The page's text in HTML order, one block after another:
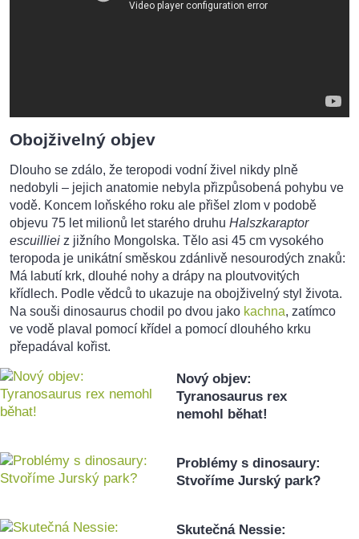
Obojživelný objev
Dlouho se zdálo, že teropodi vodní živel nikdy plně
nedobyli – jejich anatomie nebyla přizpůsobená pohybu ve
vodě. Koncem loňského roku ale přišel zlom v podobě
objevu 75 let milionů let starého druhu Halszkaraptor
escuilliei z jižního Mongolska. Tělo asi 45 cm vysokého
teropoda je unikátní směskou zdánlivě nesourodých znaků:
Má labutí krk, dlouhé nohy a drápy na ploutvovitých
křídlech. Podle vědců to ukazuje na obojživelný styl života.
Na souši dinosaurus chodil po dvou jako kachna, zatímco
ve vodě plaval pomocí křídel a pomocí dlouhého krku
přepadával kořist.
Nový objev:
Tyranosaurus rex
nemohl běhat!
Problémy s dinosaury:
Stvoříme Jurský park?
Skutečná Nessie: